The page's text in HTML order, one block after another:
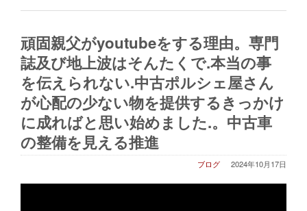
頑固親父がyoutubeをする理由。専門
誌及び地上波はそんたくで.本当の事
を伝えられない.中古ポルシェ屋さん
が心配の少ない物を提供するきっかけ
に成ればと思い始めました.。中古車
の整備を見える推進
2024年10月17日
ブログ